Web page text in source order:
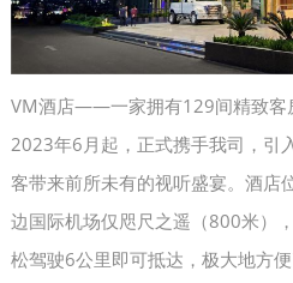
VM酒店——一家拥有129间精致客
2023年6月起，正式携手我司，引
客带来前所未有的视听盛宴。酒店
边国际机场仅咫尺之遥（800米）
松驾驶6公里即可抵达，极大地方